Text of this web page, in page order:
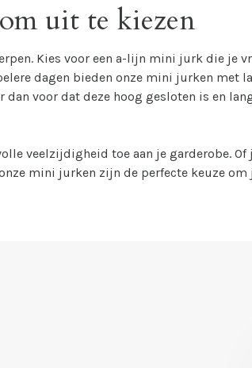
uit te kiezen
Kies voor een a-lijn mini jurk die je
dagen bieden onze mini jurken met
voor dat deze hoog gesloten is en
veelzijdigheid toe aan je garderobe.
mini jurken zijn de perfecte keuze om